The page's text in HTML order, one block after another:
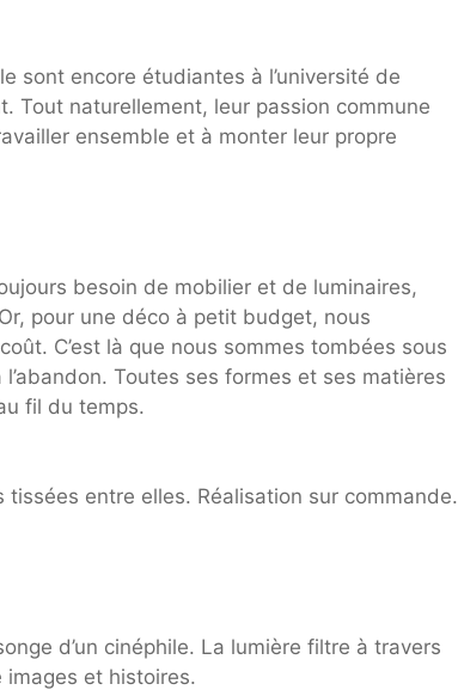
sont encore étudiantes à l’université de
Tout naturellement, leur passion commune
ensemble et à monter leur propre
besoin de mobilier et de luminaires,
pour une déco à petit budget, nous
C’est là que nous sommes tombées sous
Toutes ses formes et ses matières
fil du temps.
entre elles. Réalisation sur commande.
d’un cinéphile. La lumière filtre à travers
images et histoires.